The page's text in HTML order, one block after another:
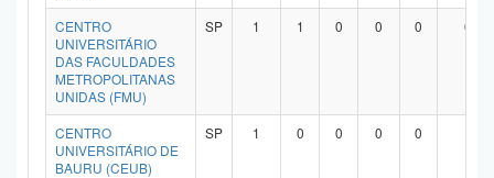
CENTRO
UNIVERSITÁRIO
DAS FACULDADES
METROPOLITANAS
UNIDAS (FMU)
SP 1 1 0 0 0 0
CENTRO
UNIVERSITÁRIO DE
BAURU (CEUB)
SP 1 0 0 0 0